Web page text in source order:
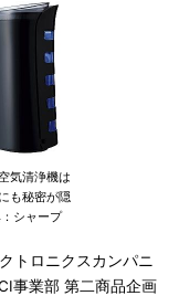
気清浄機は
も秘密が隠
シャープ
トロニクスカンパニ
事業部 第二商品企画